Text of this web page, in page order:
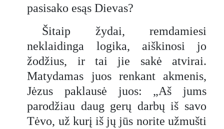
pasisako esąs Dievas?
Šitaip žydai, remdamiesi
neklaidinga logika, aiškinosi jo
žodžius, ir tai jie sakė atvirai.
Matydamas juos renkant akmenis,
Jėzus paklausė juos: „Aš jums
parodžiau daug gerų darbų iš savo
Tėvo, už kurį iš jų jūs norite užmušti